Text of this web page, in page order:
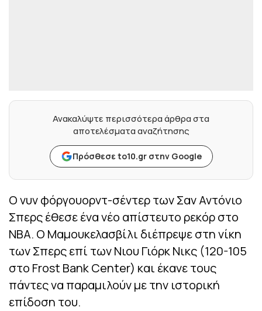
Ανακαλύψτε περισσότερα άρθρα στα
αποτελέσματα αναζήτησης
Πρόσθεσε to10.gr στην Google
Ο νυν φόργουορντ-σέντερ των Σαν Αντόνιο
Σπερς έθεσε ένα νέο απίστευτο ρεκόρ στο
NBA. Ο Μαμουκελασβίλι διέπρεψε στη νίκη
των Σπερς επί των Νιου Γιόρκ Νικς (120-105
στο Frost Bank Center) και έκανε τους
πάντες να παραμιλούν με την ιστορική
επίδοση του.